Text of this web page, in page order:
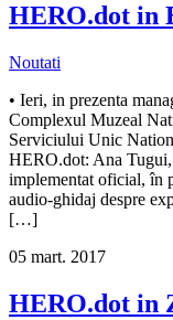
HERO.dot in
Noutati
• Ieri, in prezenta
Complexul Muzeal
Serviciului Unic
HERO.dot: Ana
implementat oficial, în
audio-ghidaj despre
[…]
05 mart. 2017
HERO.dot in